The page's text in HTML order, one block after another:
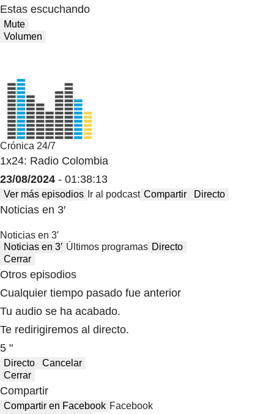
Estas escuchando
Mute
Volumen
Crónica 24/7
1x24: Radio Colombia
23/08/2024 - 01:38:13
Ver más episodios Ir al podcast Compartir Directo
Noticias en 3′
Noticias en 3′
Noticias en 3′ Últimos programas Directo
Cerrar
Otros episodios
Cualquier tiempo pasado fue anterior
Tu audio se ha acabado.
Te redirigiremos al directo.
5 "
Directo
Cancelar
Cerrar
Compartir
Compartir en Facebook Facebook